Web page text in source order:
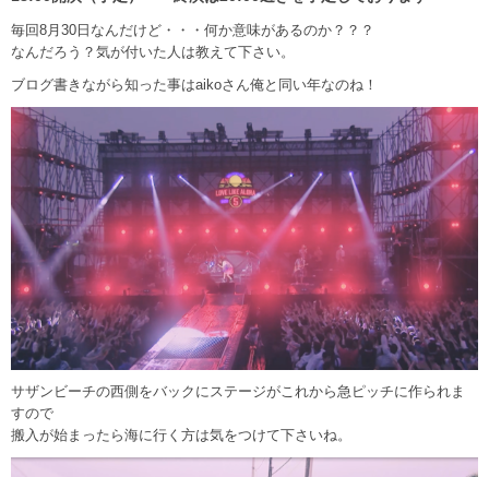
毎回8月30日なんだけど・・・何か意味があるのか？？？
なんだろう？気が付いた人は教えて下さい。
ブログ書きながら知った事はaikoさん俺と同い年なのね！
サザンビーチの西側をバックにステージがこれから急ピッチに作られま
すので
搬入が始まったら海に行く方は気をつけて下さいね。